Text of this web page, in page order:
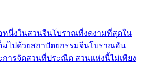
หนึ่งในสวนจีนโบราณที่งดงามที่สุดใน
ต็มไปด้วยสถาปัตยกรรมจีนโบราณอัน
การจัดสวนที่ประณีต สวนแห่งนี้ไม่เพียง